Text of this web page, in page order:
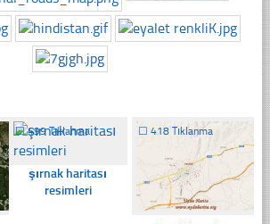
☐499 Tıklanma
şırnak haritası
resimleri
☐ 418 Tıklanma